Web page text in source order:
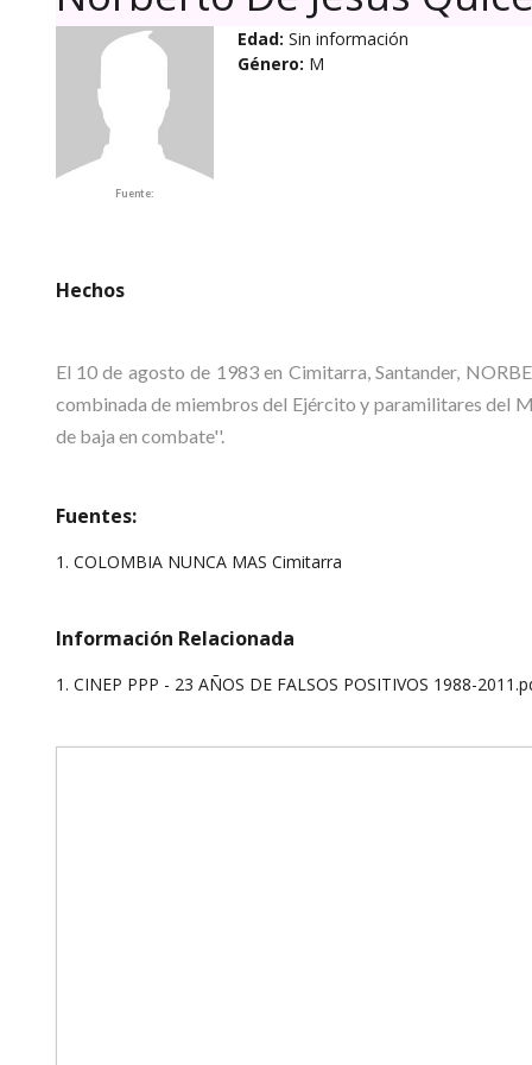
Fuente:
Edad: Sin información
Género: M
Hechos
El 10 de agosto de 1983 en Cimitarra, Santander,
combinada de miembros del Ejército y paramilitares del
de baja en combate''.
Fuentes:
1. COLOMBIA NUNCA MAS Cimitarra
Información Relacionada
1. CINEP PPP - 23 AÑOS DE FALSOS POSITIVOS 1988-